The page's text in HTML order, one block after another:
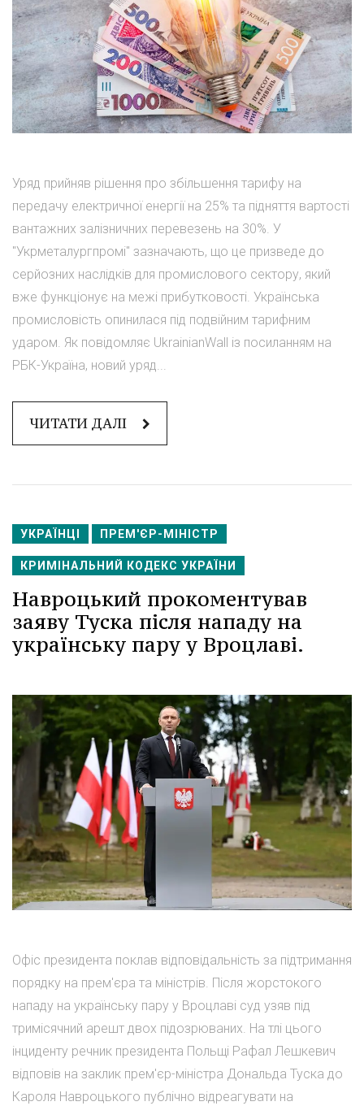
Уряд прийняв рішення про збільшення тарифу на
передачу електричної енергії на 25% та підняття вартості
вантажних залізничних перевезень на 30%. У
"Укрметалургпромі" зазначають, що це призведе до
серйозних наслідків для промислового сектору, який
вже функціонує на межі прибутковості. Українська
промисловість опинилася під подвійним тарифним
ударом. Як повідомляє UkrainianWall із посиланням на
РБК-Україна, новий уряд...
ЧИТАТИ ДАЛІ
УКРАЇНЦІ ПРЕМ'ЄР-МІНІСТР
КРИМІНАЛЬНИЙ КОДЕКС УКРАЇНИ
Навроцький прокоментував
заяву Туска після нападу на
українську пару у Вроцлаві.
Офіс президента поклав відповідальність за підтримання
порядку на прем'єра та міністрів. Після жорстокого
нападу на українську пару у Вроцлаві суд узяв під
тримісячний арешт двох підозрюваних. На тлі цього
інциденту речник президента Польщі Рафал Лешкевич
відповів на заклик прем'єр-міністра Дональда Туска до
Кароля Навроцького публічно відреагувати на